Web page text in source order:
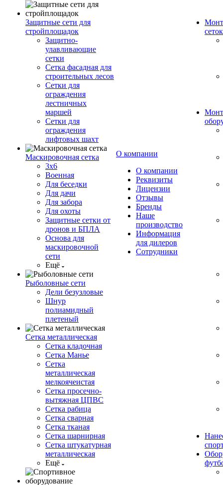
Защитные сети для
стройплощадок
Защитно-
улавливающие
сетки
Сетка фасадная для
строительных лесов
Сетки для
ограждения
лестничных
маршей
Сетки для
ограждения
лифтовых шахт
Маскировочная сетка
3х6
Военная
Для беседки
Для дачи
Для забора
Для охоты
Защитные сетки от
дронов и БПЛА
Основа для
маскировочной
сети
Ещё
Рыболовные сети
Дели безузловые
Шнур
полиамидный
плетеный
Сетка металлическая
Сетка кладочная
Сетка Манье
Сетка
металлическая
мелкоячеистая
Сетка просечно-
вытяжная ЦПВС
Сетка рабица
Сетка сварная
Сетка тканая
Сетка шарнирная
Сетка штукатурная
металлическая
Ещё
О компании
О компании
Реквизиты
Лицензии
Отзывы
Бренды
Наше
производство
Информация
для дилеров
Сотрудники
сеток